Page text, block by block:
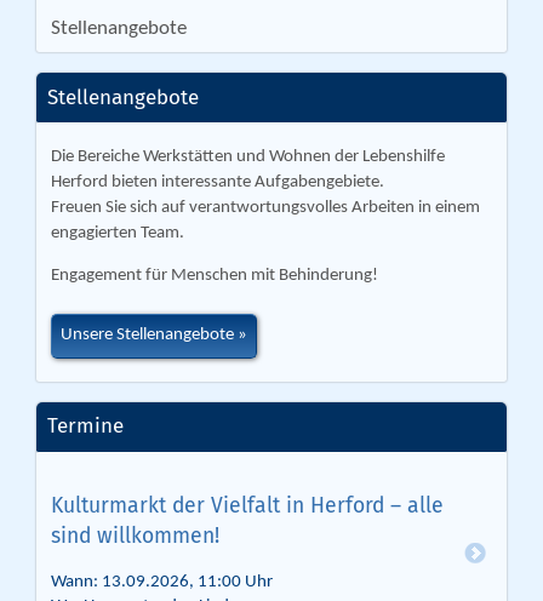
Stellenangebote
Stellenangebote
Die Bereiche Werkstätten und Wohnen der Lebenshilfe
Herford bieten interessante Aufgabengebiete.
Freuen Sie sich auf verantwortungsvolles Arbeiten in einem
engagierten Team.
Engagement für Menschen mit Behinderung!
Unsere Stellenangebote
Termine
Kulturmarkt der Vielfalt in Herford – alle
sind willkommen!
Wann: 13.09.2026, 11:00 Uhr